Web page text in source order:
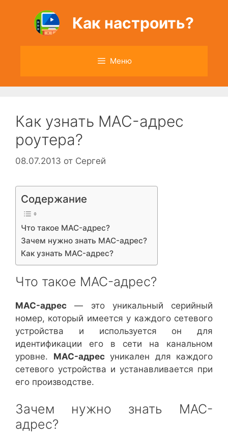
содержимому
Как настроить?
Меню
Как узнать MAC-адрес
роутера?
08.07.2013 от Сергей
Содержание
Что такое MAC-адрес?
Зачем нужно знать MAC-адрес?
Как узнать MAC-адрес?
Что такое MAC-адрес?
MAC-адрес — это уникальный серийный
номер, который имеется у каждого сетевого
устройства и используется он для
идентификации его в сети на канальном
уровне. MAC-адресуникален для каждого
сетевого устройства и устанавливается при
его производстве.
Зачем нужно знать MAC-
адрес?